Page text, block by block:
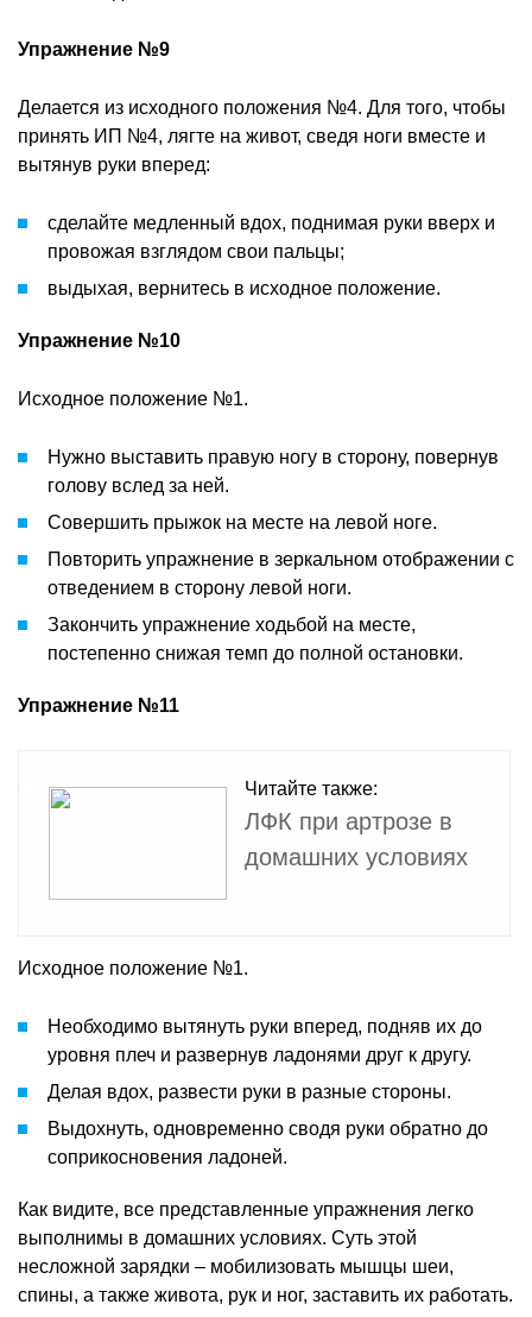
Упражнение №9
Делается из исходного положения №4. Для того, чтобы
принять ИП №4, лягте на живот, сведя ноги вместе и
вытянув руки вперед:
сделайте медленный вдох, поднимая руки вверх и
провожая взглядом свои пальцы;
выдыхая, вернитесь в исходное положение.
Упражнение №10
Исходное положение №1.
Нужно выставить правую ногу в сторону, повернув
голову вслед за ней.
Совершить прыжок на месте на левой ноге.
Повторить упражнение в зеркальном отображении с
отведением в сторону левой ноги.
Закончить упражнение ходьбой на месте,
постепенно снижая темп до полной остановки.
Упражнение №11
Читайте также:
ЛФК при артрозе в
домашних условиях
Исходное положение №1.
Необходимо вытянуть руки вперед, подняв их до
уровня плеч и развернув ладонями друг к другу.
Делая вдох, развести руки в разные стороны.
Выдохнуть, одновременно сводя руки обратно до
соприкосновения ладоней.
Как видите, все представленные упражнения легко
выполнимы в домашних условиях. Суть этой
несложной зарядки – мобилизовать мышцы шеи,
спины, а также живота, рук и ног, заставить их работать.